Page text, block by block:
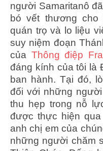
người Samaritanô
bó vết thương
quán trọ và lo liệu
suy niệm đoạn
của Thông điệp
đáng kính của tôi là
ban hành. Tại đó,
đối với những
thu hẹp trong nỗ
được thực hiện
anh chị em của
những người chăm